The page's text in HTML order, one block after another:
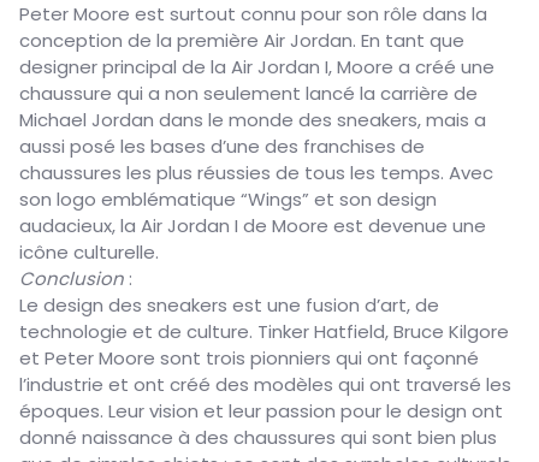
Peter Moore est surtout connu pour son rôle dans la
conception de la première Air Jordan. En tant que
designer principal de la Air Jordan I, Moore a créé une
chaussure qui a non seulement lancé la carrière de
Michael Jordan dans le monde des sneakers, mais a
aussi posé les bases d’une des franchises de
chaussures les plus réussies de tous les temps. Avec
son logo emblématique “Wings” et son design
audacieux, la Air Jordan I de Moore est devenue une
icône culturelle.
Conclusion :
Le design des sneakers est une fusion d’art, de
technologie et de culture. Tinker Hatfield, Bruce Kilgore
et Peter Moore sont trois pionniers qui ont façonné
l’industrie et ont créé des modèles qui ont traversé les
époques. Leur vision et leur passion pour le design ont
donné naissance à des chaussures qui sont bien plus